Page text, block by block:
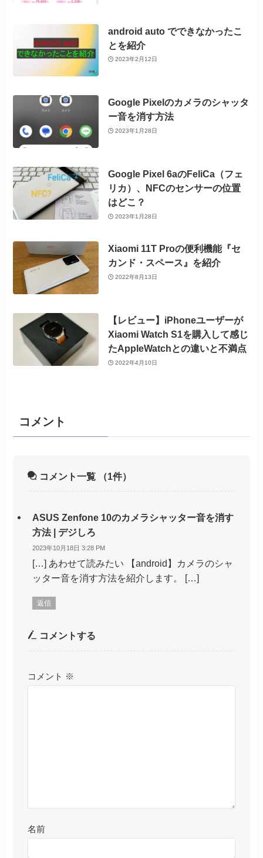
android auto でできなかったこ
とを紹介
2023年2月12日
Google Pixelのカメラのシャッタ
ー音を消す方法
2023年1月28日
Google Pixel 6aのFeliCa（フェ
リカ）、NFCのセンサーの位置
はどこ？
2023年1月28日
Xiaomi 11T Proの便利機能『セ
カンド・スペース』を紹介
2022年8月13日
【レビュー】iPhoneユーザーが
Xiaomi Watch S1を購入して感じ
たAppleWatchとの違いと不満点
2022年4月10日
コメント
コメント一覧 （1件）
ASUS Zenfone 10のカメラシャッター音を消す
方法 | デジしろ
2023年10月18日 3:28 PM
[…] あわせて読みたい 【android】カメラのシャ
ッター音を消す方法を紹介します。 […]
返信
コメントする
コメント ※
名前